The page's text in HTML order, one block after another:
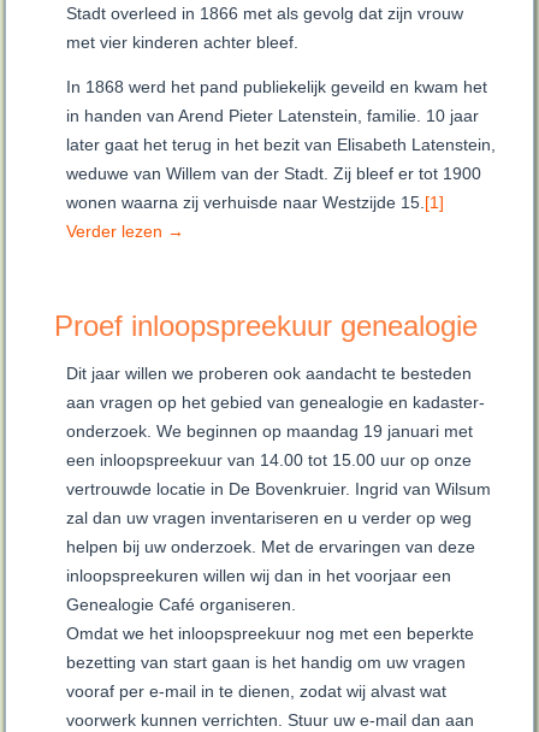
Stadt overleed in 1866 met als gevolg dat zijn vrouw
met vier kinderen achter bleef.
In 1868 werd het pand publiekelijk geveild en kwam het
in handen van Arend Pieter Latenstein, familie. 10 jaar
later gaat het terug in het bezit van Elisabeth Latenstein,
weduwe van Willem van der Stadt. Zij bleef er tot 1900
wonen waarna zij verhuisde naar Westzijde 15. [1]
Verder lezen →
Proef inloopspreekuur genealogie
Dit jaar willen we proberen ook aandacht te besteden
aan vragen op het gebied van genealogie en kadaster-
onderzoek. We beginnen op maandag 19 januari met
een inloopspreekuur van 14.00 tot 15.00 uur op onze
vertrouwde locatie in De Bovenkruier. Ingrid van Wilsum
zal dan uw vragen inventariseren en u verder op weg
helpen bij uw onderzoek. Met de ervaringen van deze
inloopspreekuren willen wij dan in het voorjaar een
Genealogie Café organiseren.
Omdat we het inloopspreekuur nog met een beperkte
bezetting van start gaan is het handig om uw vragen
vooraf per e-mail in te dienen, zodat wij alvast wat
voorwerk kunnen verrichten. Stuur uw e-mail dan aan